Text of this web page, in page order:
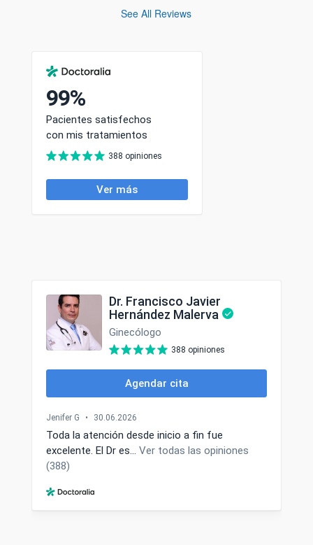
See All Reviews